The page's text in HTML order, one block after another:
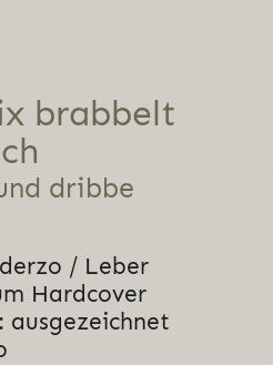
brabbelt
dribbe
/ Leber
Hardcover
ausgezeichnet